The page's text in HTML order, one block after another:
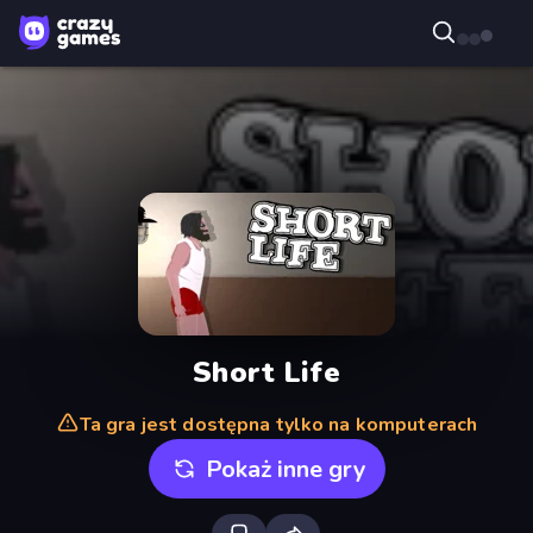
Short Life
Ta gra jest dostępna tylko na komputerach
Pokaż inne gry